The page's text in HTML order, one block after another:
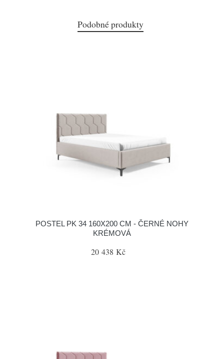
Podobné produkty
POSTEL PK 34 160X200 CM - ČERNÉ NOHY
KRÉMOVÁ
20 438 Kč